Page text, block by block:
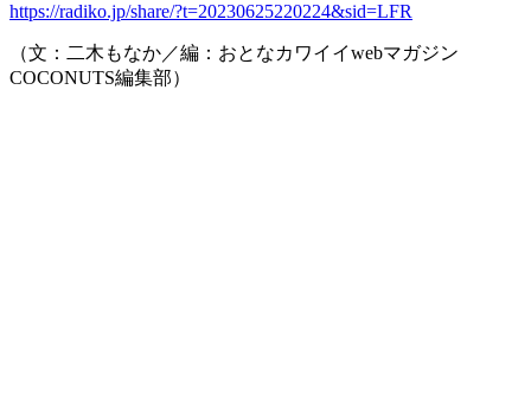
https://radiko.jp/share/?t=20230625220224&sid=LFR
（文：二木もなか／編：おとなカワイイwebマガジン
COCONUTS編集部）